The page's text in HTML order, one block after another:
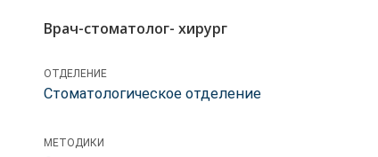
Врач-стоматолог- хирург
ОТДЕЛЕНИЕ
Стоматологическое отделение
МЕТОДИКИ